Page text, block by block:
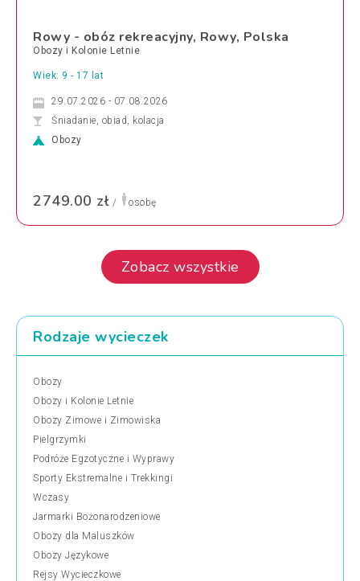
Rowy - obóz rekreacyjny, Rowy, Polska
Obozy i Kolonie Letnie
Wiek: 9 - 17 lat
29.07.2026 - 07.08.2026
Śniadanie, obiad, kolacja
Obozy
2749.00 zł / osobę
Zobacz wszystkie
Rodzaje wycieczek
Obozy
Obozy i Kolonie Letnie
Obozy Zimowe i Zimowiska
Pielgrzymki
Podróże Egzotyczne i Wyprawy
Sporty Ekstremalne i Trekkingi
Wczasy
Jarmarki Bożonarodzeniowe
Obozy dla Maluszków
Obozy Językowe
Rejsy Wycieczkowe